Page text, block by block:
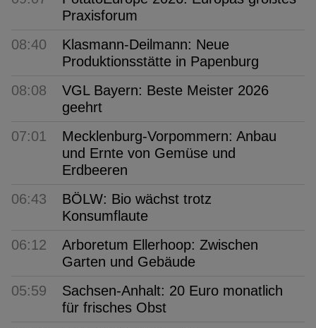
Praxisforum
08:40
Klasmann-Deilmann: Neue
Produktionsstätte in Papenburg
08:08
VGL Bayern: Beste Meister 2026
geehrt
07:01
Mecklenburg-Vorpommern: Anbau
und Ernte von Gemüse und
Erdbeeren
06:43
BÖLW: Bio wächst trotz
Konsumflaute
06:12
Arboretum Ellerhoop: Zwischen
Garten und Gebäude
05:59
Sachsen-Anhalt: 20 Euro monatlich
für frisches Obst